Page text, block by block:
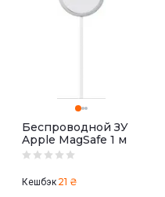
Беспроводной ЗУ
Apple MagSafe 1 м
Кешбэк 21 ₴